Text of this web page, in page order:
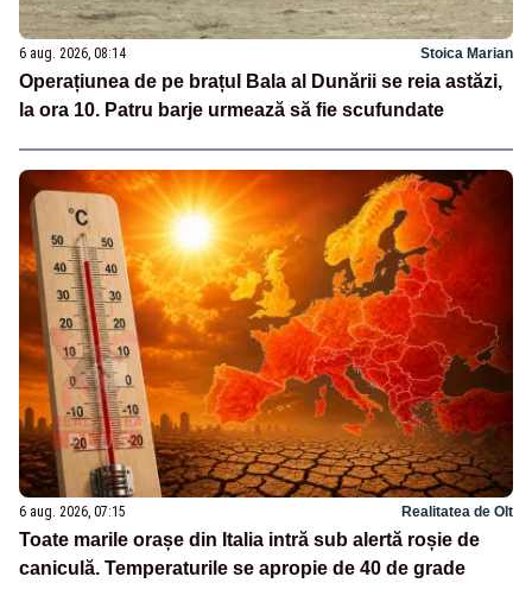
6 aug. 2026, 08:14 Stoica Marian
Operațiunea de pe brațul Bala al Dunării se reia astăzi,
la ora 10. Patru barje urmează să fie scufundate
6 aug. 2026, 07:15 Realitatea de Olt
Toate marile orașe din Italia intră sub alertă roșie de
caniculă. Temperaturile se apropie de 40 de grade